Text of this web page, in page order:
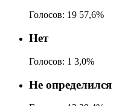
Голосов: 19 57,6%
Нет
Голосов: 1 3,0%
Не определился